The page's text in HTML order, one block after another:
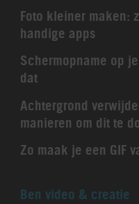
Foto kleiner maken:
handige apps
Schermopname op
dat
Achtergrond
manieren om dit te
Zo maak je een GIF
Ben video & creatie